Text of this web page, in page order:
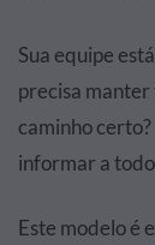
Sua equipe
precisa manter
caminho
informar a
Este modelo é